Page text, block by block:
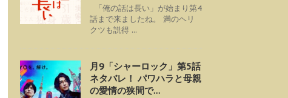
「俺の話は長い」が始まり第4
話まで来ましたね。 満のヘリ
クツも説得 ...
月9「シャーロック」第5話
ネタバレ！ パワハラと母親
の愛情の狭間で…